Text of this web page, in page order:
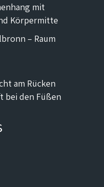
mit
Körpermitte
– Raum
am Rücken
bei den Füßen